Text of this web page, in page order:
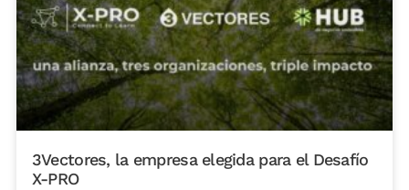
3Vectores, la empresa elegida para el Desafío
X-PRO